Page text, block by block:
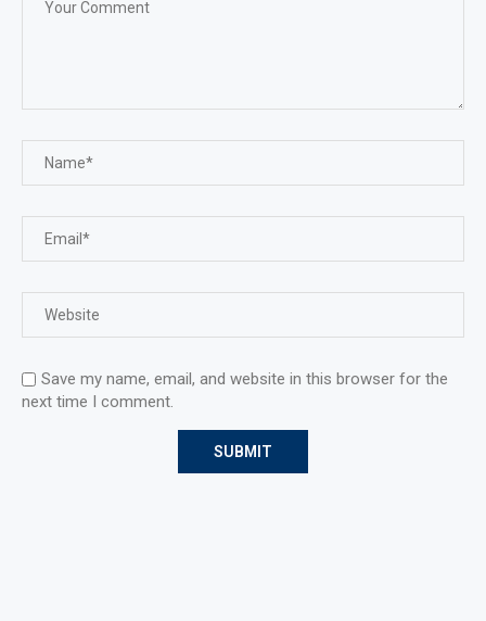
Save my name, email, and website in this browser for the
next time I comment.